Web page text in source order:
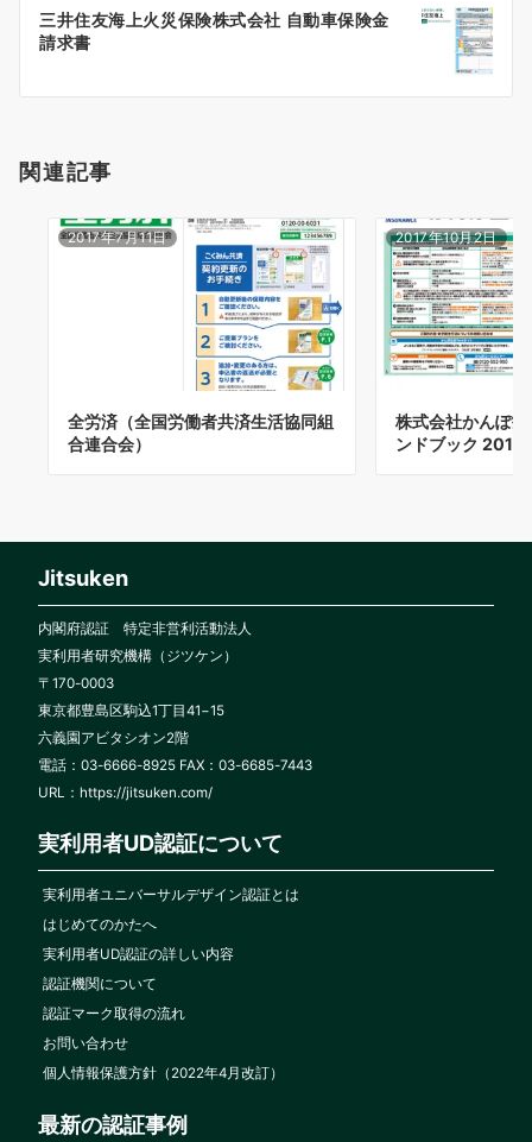
ン
三井住友海上火災保険株式会社 自動車保険金
請求書
関連記事
2017年7月11日
全労済（全国労働者共済生活協同組
合連合会）
2017年10月2日
株式会社かんぽ
ンドブック 2017
Jitsuken
内閣府認証 特定非営利活動法人
実利用者研究機構（ジツケン）
〒170-0003
東京都豊島区駒込1丁目41−15
六義園アビタシオン2階
電話：03-6666-8925 FAX：03-6685-7443
URL： https://jitsuken.com/
実利用者UD認証について
実利用者ユニバーサルデザイン認証とは
はじめてのかたへ
実利用者UD認証の詳しい内容
認証機関について
認証マーク取得の流れ
お問い合わせ
個人情報保護方針（2022年4月改訂）
最新の認証事例